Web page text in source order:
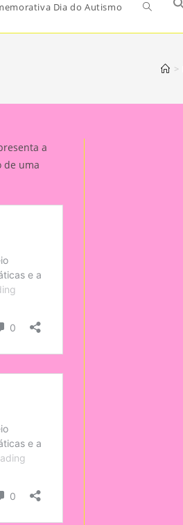
Dia do Autismo
>
a
de uma